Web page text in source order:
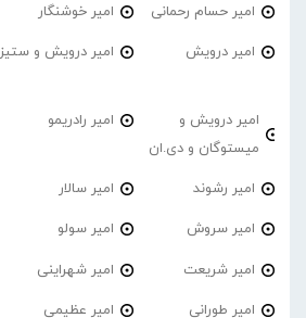
امیر حسام رحمانی امیر خوشنگار
امیر درویش امیر درویش و ستیز
امیر درویش و
میستوگان و دی.ان
امیر رادریمو
امیر رشوند امیر سالار
امیر سروش امیر سولو
امیر شریعت امیر شهراینی
امیر طورانی امیر عظیمی